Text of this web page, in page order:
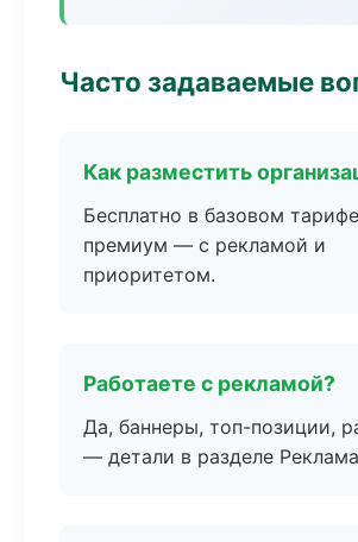
Часто задаваемые
Как разместить
Бесплатно в базовом
премиум — с рекламой и
приоритетом.
Работаете с рекламой?
Да, баннеры, топ-позиции,
— детали в разделе